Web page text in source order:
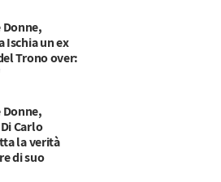
Ischia un ex
Trono over:
Carlo
la verità
di suo